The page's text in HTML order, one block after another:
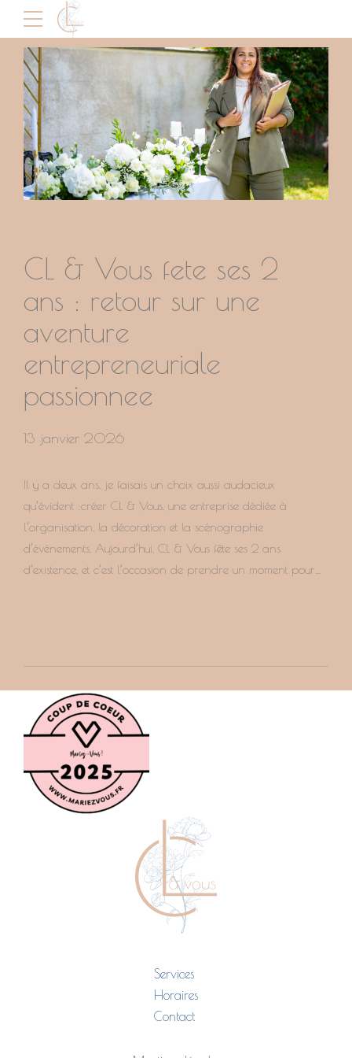
CL & Vous fete ses 2
ans : retour sur une
aventure
entrepreneuriale
passionnee
13 janvier 2026
Il y a deux ans, je faisais un choix aussi audacieux
qu’évident :créer CL & Vous, une entreprise dédiée à
l’organisation, la décoration et la scénographie
d’événements. Aujourd’hui, CL & Vous fête ses 2 ans
d’existence, et c’est l’occasion de prendre un moment pour
Services
Horaires
Contact